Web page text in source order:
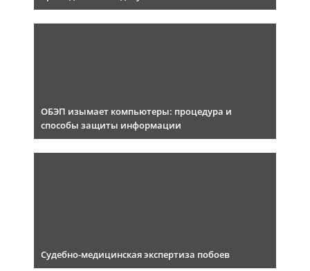
ОБЭП изымает компьютеры: процедура и
способы защиты информации
Судебно-медицинская экспертиза побоев